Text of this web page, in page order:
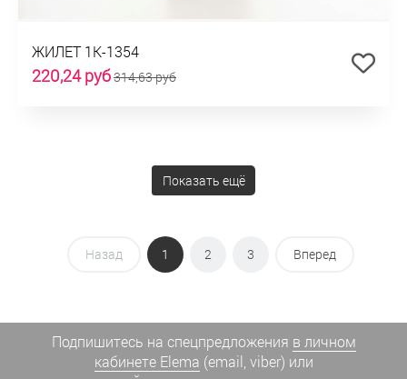
ЖИЛЕТ 1К-1354
220,24 руб314,63 руб
Показать ещё
Назад 1 2 3 Вперед
Подпишитесь на спецпредложения в личном
кабинете Elema (email, viber) или